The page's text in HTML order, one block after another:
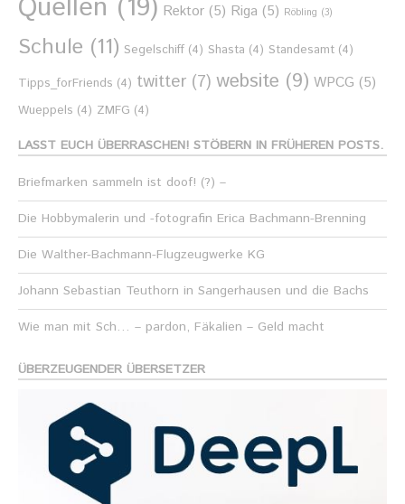
Rektor (5) Riga (5) Röbling (3)
Schule (11) Segelschiff (4) Shasta (4) Standesamt (4)
Tipps_forFriends (4) twitter (7) website (9) WPCG (5)
Wueppels (4) ZMFG (4)
LASST EUCH ÜBERRASCHEN! STÖBERN IN FRÜHEREN POSTS.
Briefmarken sammeln ist doof! (?) –
Die Hobbymalerin und -fotografin Erica Bachmann-Brenning
Die Walther-Bachmann-Flugzeugwerke KG
Johann Sebastian Teuthorn in Sangerhausen und die Bachs
Wie man mit Sch… – pardon, Fäkalien – Geld macht
ÜBERZEUGENDER ÜBERSETZER